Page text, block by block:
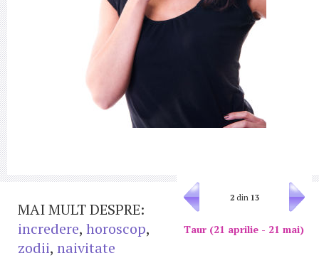
2din 13
Taur (21 aprilie - 21 mai)
MAI MULT DESPRE:
incredere, horoscop,
zodii, naivitate